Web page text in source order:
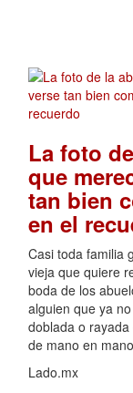
La foto
que
tan bien
en el
Casi toda familia
vieja que quiere
boda de los
alguien que ya
doblada o
de mano en
Lado.mx